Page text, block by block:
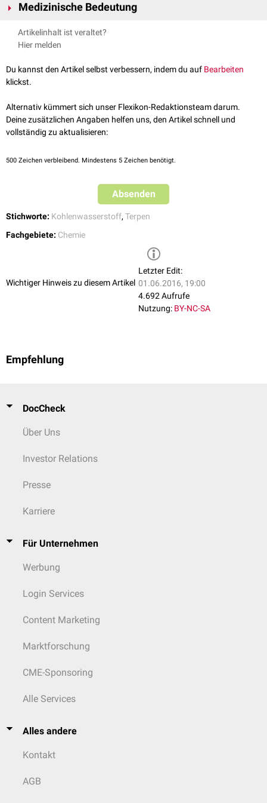
Pfefferminze
vor und hat einen Terpentingeruch
dient es als biologischesInsektizid. In der
Entparaffinierungein.
Medizinische Bedeutung
Limonen und seine Oxidationsprodukte
und die
ausgelöst werden. Die kanzerogene
Wirkung auf den Menschen ist nicht
klassifizierbar.
Artikelinhalt ist veraltet?
Hier melden
Du kannst den Artikel selbst verbessern, indem du auf Bearbeiten
klickst.
Alternativ kümmert sich unser Flexikon-Redaktionsteam darum.
Deine zusätzlichen Angaben helfen uns, den Artikel schnell und
vollständig zu aktualisieren:
500 Zeichen verbleibend. Mindestens 5 Zeichen benötigt.
Absenden
Stichworte: Kohlenwasserstoff, Terpen
Fachgebiete: Chemie
Wichtiger Hinweis zu diesem Artikel
Letzter Edit:
01.06.2016, 19:00
4.692 Aufrufe
Nutzung: BY-NC-SA
Empfehlung
DocCheck
Über Uns
Investor Relations
Presse
Karriere
Für Unternehmen
Werbung
Login Services
Content Marketing
Marktforschung
CME-Sponsoring
Alle Services
Alles andere
Kontakt
AGB